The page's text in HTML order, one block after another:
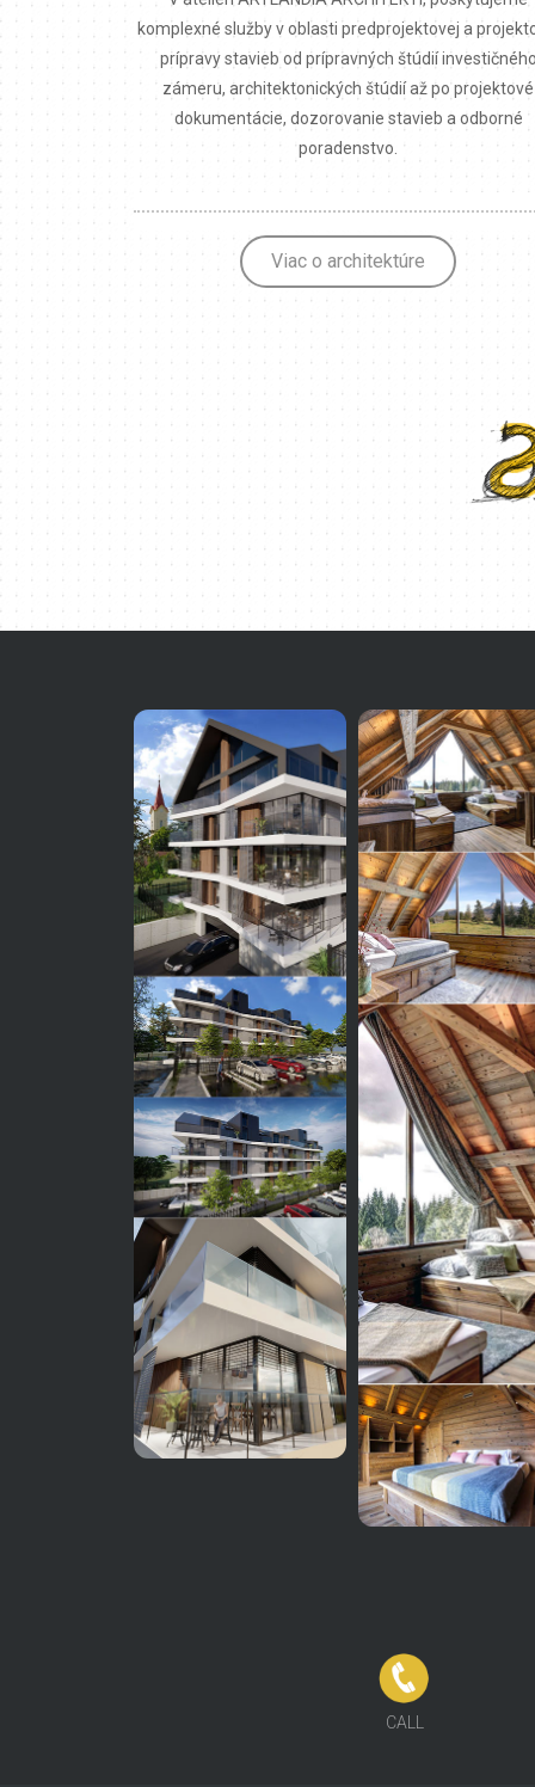
komplexné služby v oblasti predprojektovej a
prípravy stavieb od prípravných štúdií
zámeru, architektonických štúdií až po projektové
dokumentácie, dozorovanie stavieb a odborné
poradenstvo.
Viac o architektúre
FCB
CALL